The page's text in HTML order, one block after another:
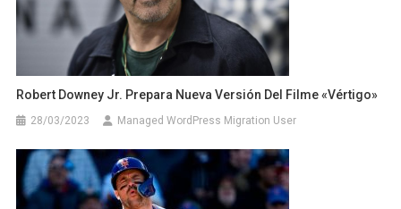
Robert Downey Jr. Prepara Nueva Versión Del Filme «Vértigo»
28/03/2023 Managed WordPress Migration User